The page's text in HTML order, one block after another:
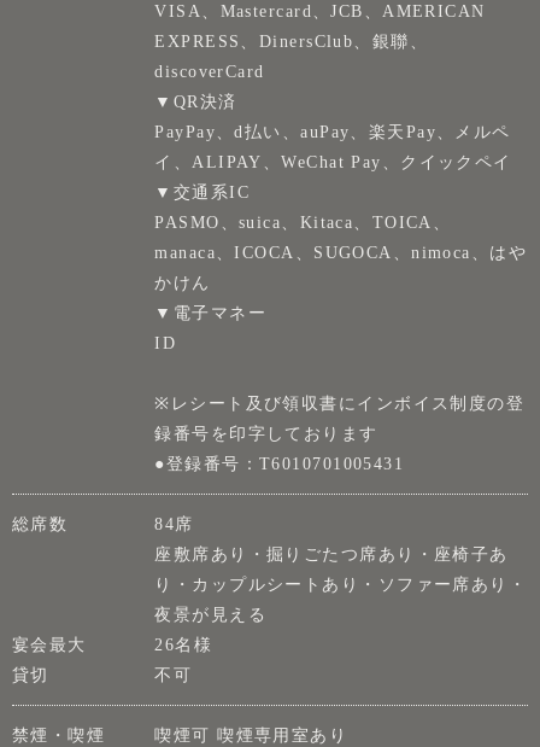
VISA、Mastercard、JCB、AMERICAN
EXPRESS、DinersClub、銀聯、
discoverCard
▼QR決済
PayPay、d払い、auPay、楽天Pay、メルペ
イ、ALIPAY、WeChat Pay、クイックペイ
▼交通系IC
PASMO、suica、Kitaca、TOICA、
manaca、ICOCA、SUGOCA、nimoca、はや
かけん
▼電子マネー
ID
※レシート及び領収書にインボイス制度の登
録番号を印字しております
●登録番号：T6010701005431
総席数
84席
座敷席あり・掘りごたつ席あり・座椅子あ
り・カップルシートあり・ソファー席あり・
夜景が見える
宴会最大
26名様
貸切
不可
禁煙・喫煙
喫煙可 喫煙専用室あり